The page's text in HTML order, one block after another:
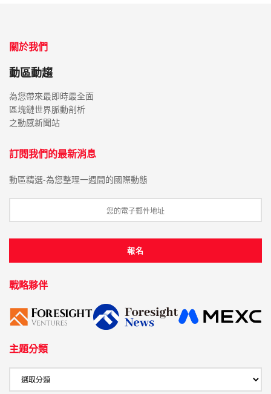
關於我們
動區動趨
為您帶來最即時最全面
區塊鏈世界脈動剖析
之動感新聞站
訂閱我們的最新消息
動區精選-為您整理一週間的國際動態
戰略夥伴
主題分類